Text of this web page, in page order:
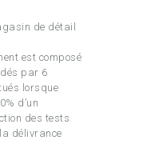
de détail
est composé
par 6
lorsque
d’un
des tests
délivrance